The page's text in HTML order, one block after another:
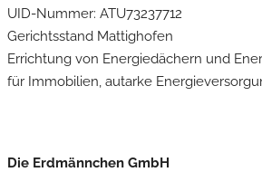
UID-Nummer: ATU73237712
Gerichtsstand Mattighofen
Errichtung von Energiedächern und
für Immobilien, autarke
Die Erdmännchen GmbH